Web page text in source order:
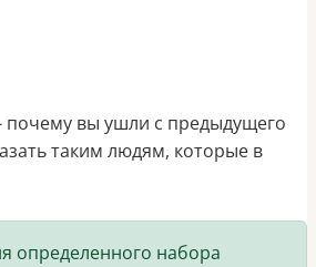
почему вы ушли с предыдущего
таким людям, которые в
определенного набора